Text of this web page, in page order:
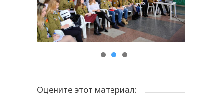
Оцените этот материал: